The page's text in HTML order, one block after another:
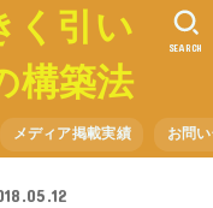
く引い
構築法
メディア掲載実績 お問
SEARCH